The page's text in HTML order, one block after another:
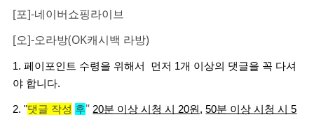
[포]-네이버쇼핑라이브
[오]-오라방(OK캐시백 라방)
1. 페이포인트 수령을 위해서 먼저 1개 이상의 댓글을 꼭 다셔
야 합니다.
2. "댓글 작성 후" 20분 이상 시청 시 20원,50분 이상 시청 시 5